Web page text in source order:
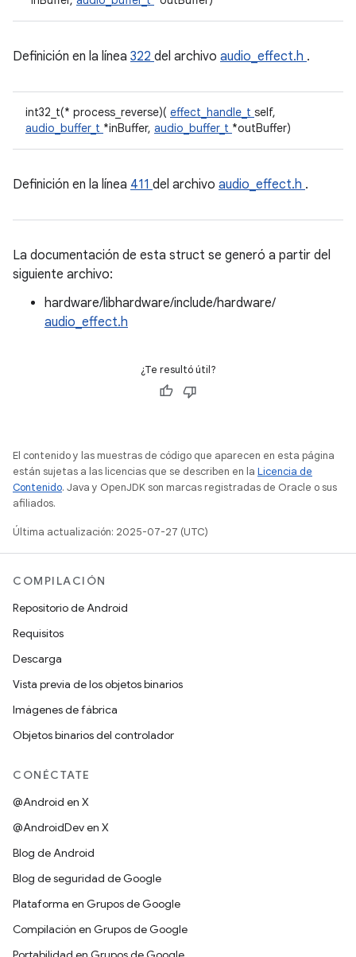
Definición en la línea 322 del archivo audio_effect.h .
int32_t(* process_reverse)( effect_handle_t self,
audio_buffer_t *inBuffer, audio_buffer_t *outBuffer)
Definición en la línea 411 del archivo audio_effect.h .
La documentación de esta struct se generó a partir del
siguiente archivo:
hardware/libhardware/include/hardware/
audio_effect.h
¿Te resultó útil?
El contenido y las muestras de código que aparecen en esta página
están sujetas a las licencias que se describen en la Licencia de
Contenido. Java y OpenJDK son marcas registradas de Oracle o sus
afiliados.
Última actualización: 2025-07-27 (UTC)
COMPILACIÓN
Repositorio de Android
Requisitos
Descarga
Vista previa de los objetos binarios
Imágenes de fábrica
Objetos binarios del controlador
CONÉCTATE
@Android en X
@AndroidDev en X
Blog de Android
Blog de seguridad de Google
Plataforma en Grupos de Google
Compilación en Grupos de Google